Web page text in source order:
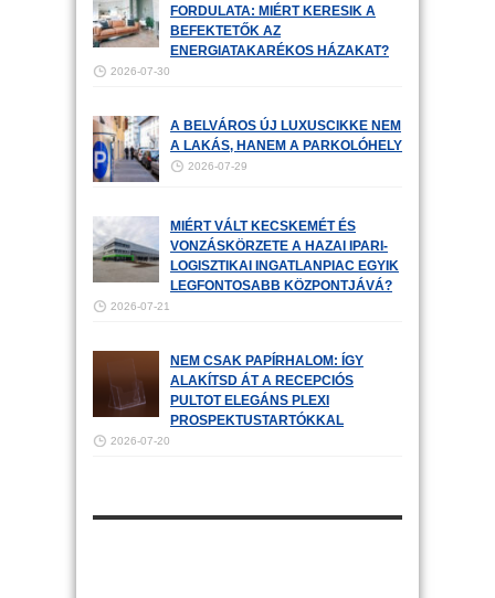
FORDULATA: MIÉRT KERESIK A
BEFEKTETŐK AZ
ENERGIATAKARÉKOS HÁZAKAT?
2026-07-30
A BELVÁROS ÚJ LUXUSCIKKE NEM
A LAKÁS, HANEM A PARKOLÓHELY
2026-07-29
MIÉRT VÁLT KECSKEMÉT ÉS
VONZÁSKÖRZETE A HAZAI IPARI-
LOGISZTIKAI INGATLANPIAC EGYIK
LEGFONTOSABB KÖZPONTJÁVÁ?
2026-07-21
NEM CSAK PAPÍRHALOM: ÍGY
ALAKÍTSD ÁT A RECEPCIÓS
PULTOT ELEGÁNS PLEXI
PROSPEKTUSTARTÓKKAL
2026-07-20